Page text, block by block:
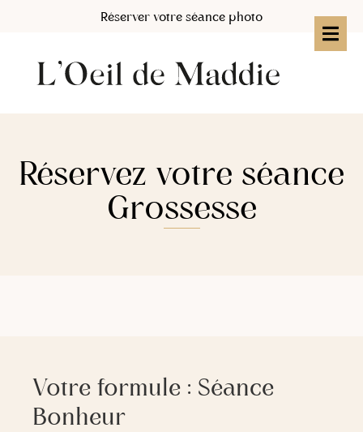
Réserver votre séance photo
Réservez votre séance
Grossesse
Votre formule : Séance
Bonheur